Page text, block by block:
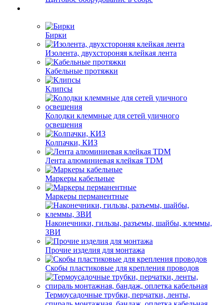
Бирки
Изолента, двухстороняя клейкая лента
Кабельные протяжки
Клипсы
Колодки клеммные для сетей уличного
освещения
Колпачки, КИЗ
Лента алюминиевая клейкая TDM
Маркеры кабельные
Маркеры перманентные
Наконечники, гильзы, разъемы, шайбы, клеммы,
ЗВИ
Прочие изделия для монтажа
Скобы пластиковые для крепления проводов
Термоусадочные трубки, перчатки, ленты,